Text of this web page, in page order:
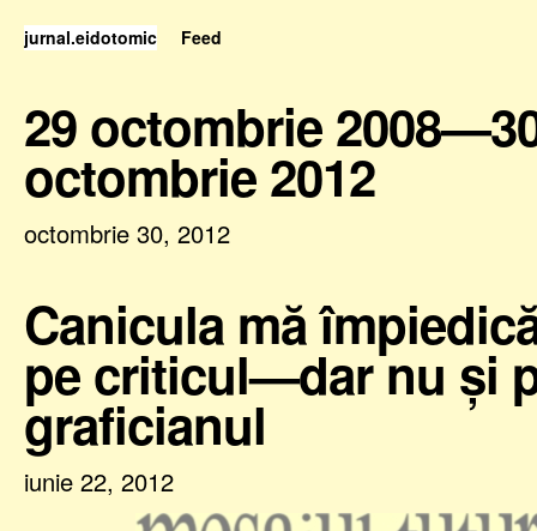
jurnal.eidotomic Feed
29 octombrie
octombrie 2012
octombrie 30, 2012
Canicula mă
pe criticul—dar nu şi
graficianul
iunie 22, 2012